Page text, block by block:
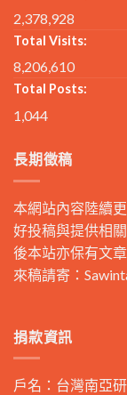
2,378,928
Total Visits:
8,206,610
Total Posts:
1,044
長期徵稿
本網站內容陸續
好投稿與提供相
後本站亦保有文
來稿請寄：
捐款資訊
戶名：台灣南亞